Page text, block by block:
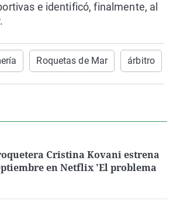
e identificó, finalmente, al
Roquetas de Mar árbitro
Cristina Kovani estrena
en Netflix 'El problema